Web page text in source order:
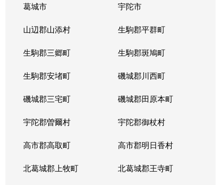
葛城市 宇陀市
山辺郡山添村 生駒郡平群町
生駒郡三郷町 生駒郡斑鳩町
生駒郡安堵町 磯城郡川西町
磯城郡三宅町 磯城郡田原本町
宇陀郡曽爾村 宇陀郡御杖村
高市郡高取町 高市郡明日香村
北葛城郡上牧町 北葛城郡王寺町